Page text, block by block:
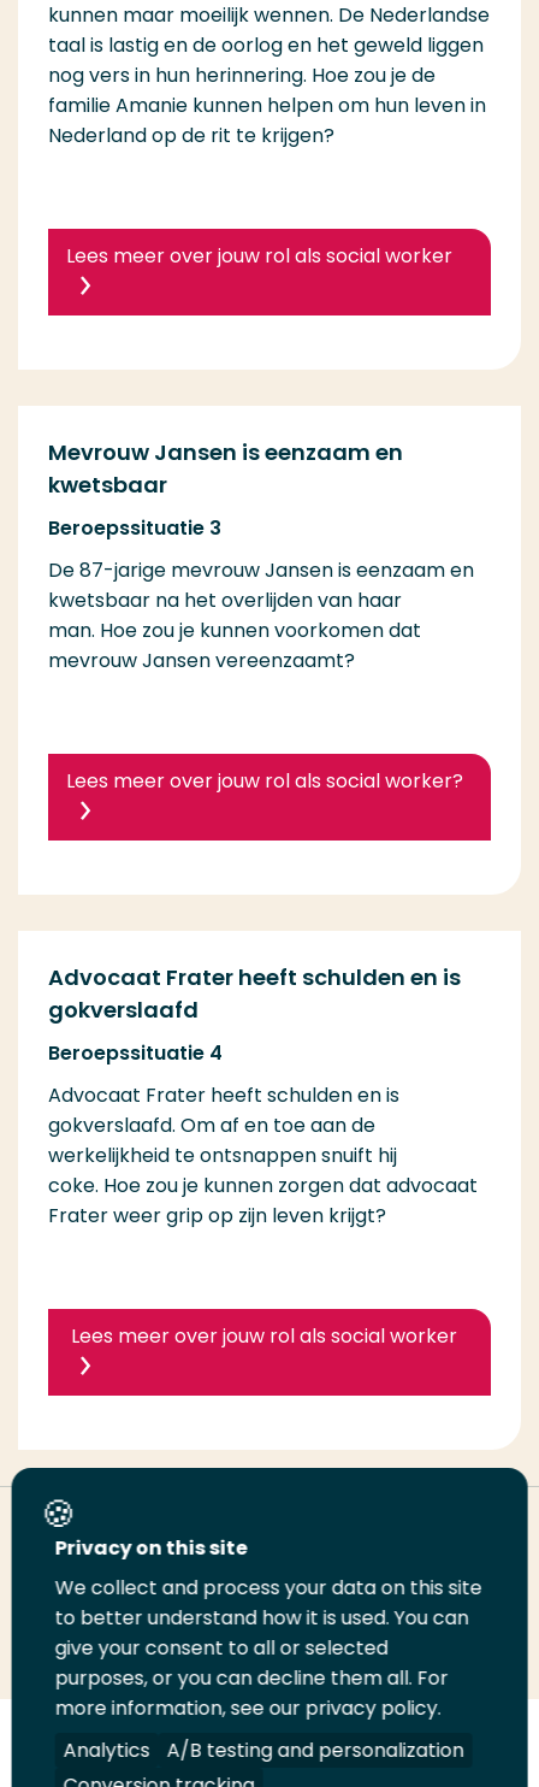
kunnen maar moeilijk wennen. De Nederlandse
taal is lastig en de oorlog en het geweld liggen
nog vers in hun herinnering. Hoe zou je de
familie Amanie kunnen helpen om hun leven in
Nederland op de rit te krijgen?
Lees meer over jouw rol als social worker
Mevrouw Jansen is eenzaam en
kwetsbaar
Beroepssituatie 3
De 87-jarige mevrouw Jansen is eenzaam en
kwetsbaar na het overlijden van haar
man. Hoe zou je kunnen voorkomen dat
mevrouw Jansen vereenzaamt?
Lees meer over jouw rol als social worker?
Advocaat Frater heeft schulden en is
gokverslaafd
Beroepssituatie 4
Advocaat Frater heeft schulden en is
gokverslaafd. Om af en toe aan de
werkelijkheid te ontsnappen snuift hij
coke. Hoe zou je kunnen zorgen dat advocaat
Frater weer grip op zijn leven krijgt?
Lees meer over jouw rol als social worker
Deel deze pagina
Deel
LinkedIn
Deel
op
Twitter
Deel
op
Facebook
Email
deze
pagina
Print
deze
pagina
Volg
ons
Volg
ons
Volg
ons
Volg
ons
Privacy on this site
We collect and process your data on this site
to better understand how it is used. You can
give your consent to all or selected
purposes, or you can decline them all. For
more information, see our privacy policy.
Analytics
A/B testing and personalization